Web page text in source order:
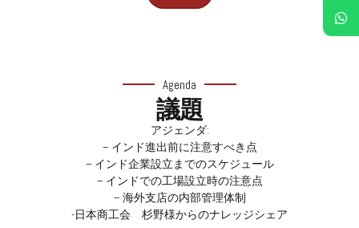
Agenda
議題
アジェンダ:
– インド進出前に注意すべき点
– インド企業設立までのスケジュール
– インドでの工場設立時の注意点
– 海外支店の内部管理体制
-日本商工会 杉野様からのナレッジシェア